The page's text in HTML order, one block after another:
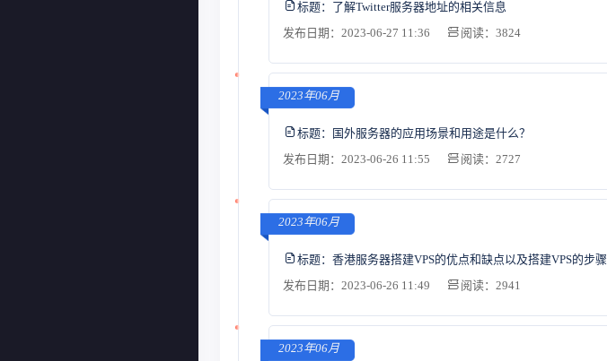
标题： 了解Twitter服务器地址的相关信息
发布日期：2023-06-27 11:36
阅读：3824
2023年06月
标题： 国外服务器的应用场景和用途是什么？
发布日期：2023-06-26 11:55
阅读：2727
2023年06月
标题： 香港服务器搭建VPS的优点和缺点以及搭建VPS的步骤
发布日期：2023-06-26 11:49
阅读：2941
2023年06月